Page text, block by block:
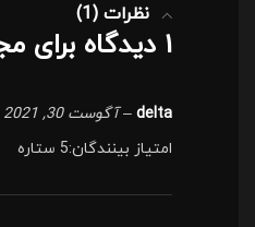
نظرات (1)
1 دیدگاه برای
delta
– آگوست 30, 2021
امتیاز بینندگان:5 ستاره